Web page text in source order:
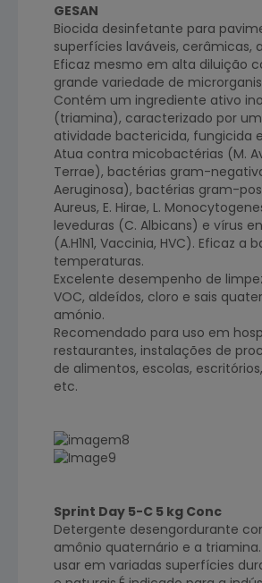
GESAN
Biocida desinfetante para
superfícies laváveis, cerâmicas,
Eficaz mesmo em alta diluição
grande variedade de
Contém um ingrediente ativo
(triamina), caracterizado por
atividade bactericida, fungicida
Atua contra micobactérias (M.
Terrae), bactérias gram-
Aeruginosa), bactérias gram-
Aureus, E. Hirae, L.
leveduras (C. Albicans) e vírus
(A.H1N1, Vaccinia, HVC). Eficaz a
temperaturas.
Excelente desempenho de
VOC, aldeídos, cloro e sais
amónio.
Recomendado para uso em
restaurantes, instalações de
de alimentos, escolas,
etc.
Sprint Day 5-C 5 kg Conc
Detergente desengordurante
amônio quaternário e a
usar em variadas superfícies